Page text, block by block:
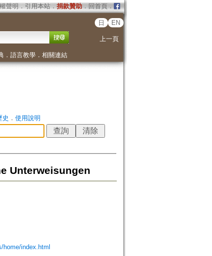
聲明 ． 引用本站． 捐款贊助．回首頁．
日 EN
上一頁
． 語言教學． 相關連結
史 ． 使用說明
Unterweisungen
home/index.html